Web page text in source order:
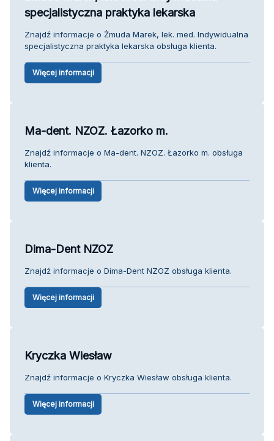
specjalistyczna praktyka lekarska
Znajdź informacje o Żmuda Marek, lek. med. Indywidualna
specjalistyczna praktyka lekarska obsługa klienta.
Więcej informacji
Ma-dent. NZOZ. Łazorko m.
Znajdź informacje o Ma-dent. NZOZ. Łazorko m. obsługa
klienta.
Więcej informacji
Dima-Dent NZOZ
Znajdź informacje o Dima-Dent NZOZ obsługa klienta.
Więcej informacji
Kryczka Wiesław
Znajdź informacje o Kryczka Wiesław obsługa klienta.
Więcej informacji